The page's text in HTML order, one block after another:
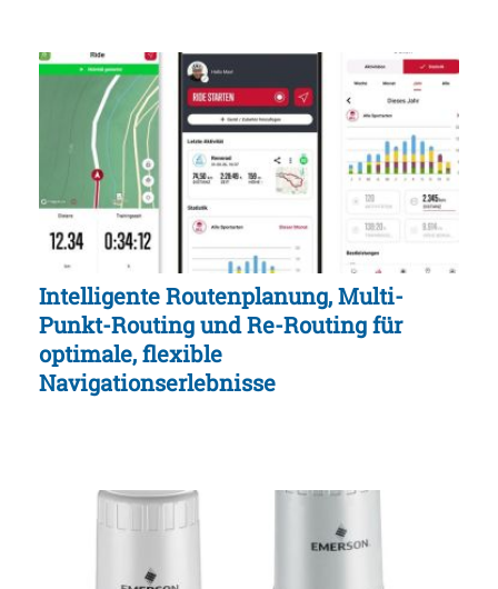
Intelligente Routenplanung, Multi-
Punkt-Routing und Re-Routing für
optimale, flexible
Navigationserlebnisse